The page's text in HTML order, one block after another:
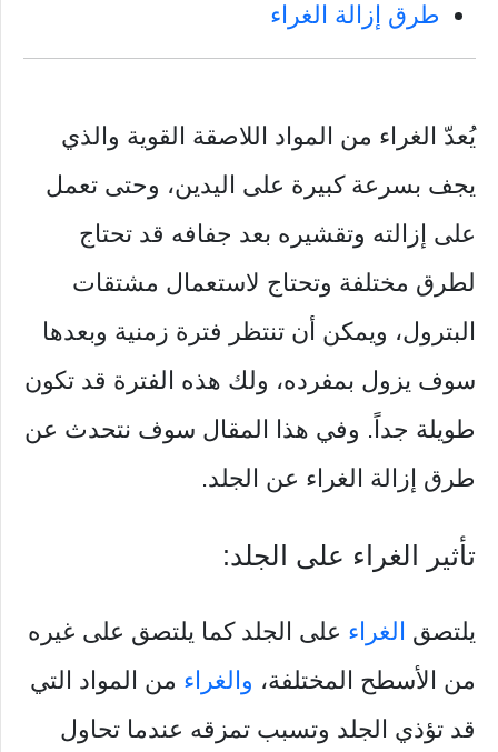
طرق إزالة الغراء
يُعدّ الغراء من المواد اللاصقة القوية والذي
يجف بسرعة كبيرة على اليدين، وحتى تعمل
على إزالته وتقشيره بعد جفافه قد تحتاج
لطرق مختلفة وتحتاج لاستعمال مشتقات
البترول، ويمكن أن تنتظر فترة زمنية وبعدها
سوف يزول بمفرده، ولك هذه الفترة قد تكون
طويلة جداً. وفي هذا المقال سوف نتحدث عن
طرق إزالة الغراء عن الجلد.
تأثير الغراء على الجلد:
يلتصق الغراء على الجلد كما يلتصق على غيره
من الأسطح المختلفة، والغراء من المواد التي
قد تؤذي الجلد وتسبب تمزقه عندما تحاول